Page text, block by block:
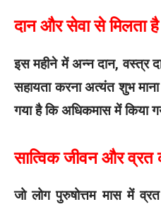
दान और सेवा से मिलता
इस महीने में अन्न दान, वस्त्र
सहायता करना अत्यंत शुभ
गया है कि अधिकमास में किया
सात्विक जीवन और व्रत
जो लोग पुरुषोत्तम मास में